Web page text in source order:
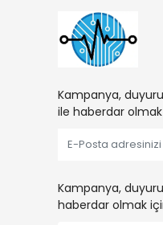
Kampanya,
ile haberdar
Kampanya,
haberdar olmak